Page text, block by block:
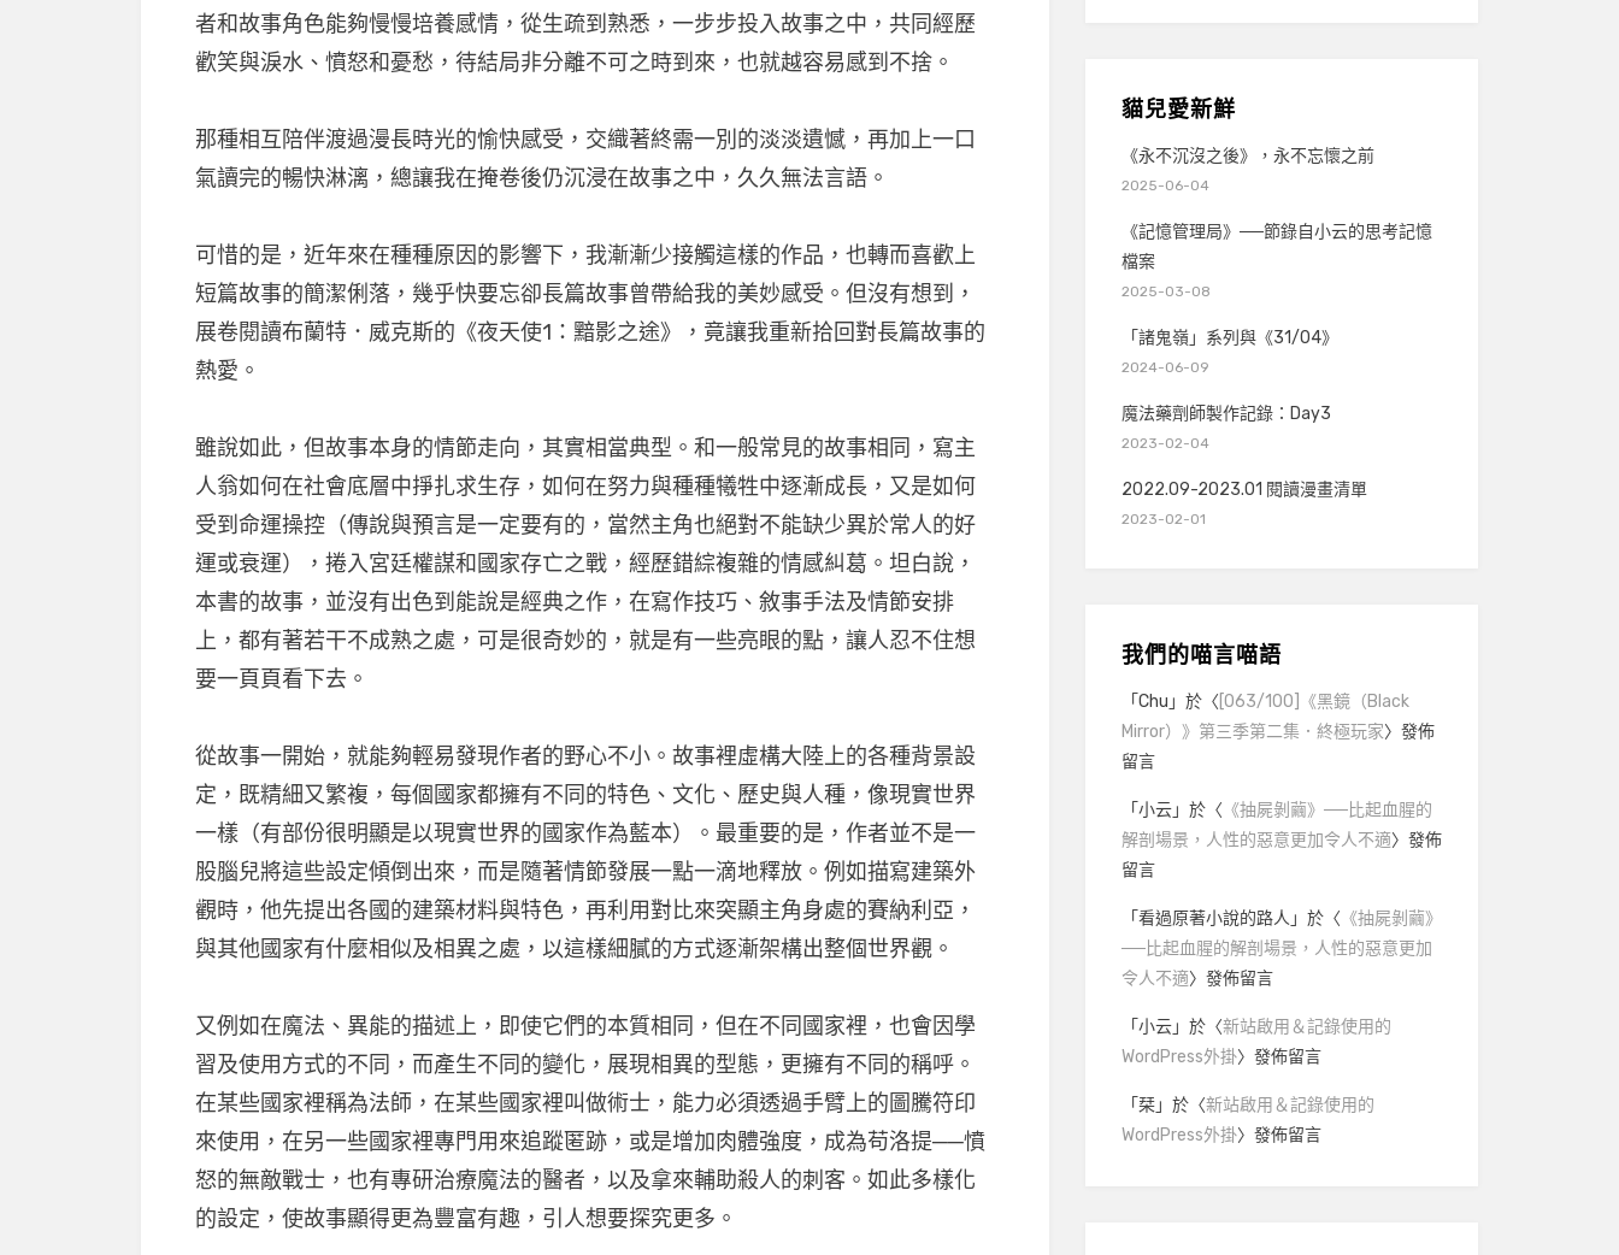
者和故事角色能夠慢慢培養感情，從生疏到熟悉，一步步投入故事之中，共同經歷
歡笑與淚水、憤怒和憂愁，待結局非分離不可之時到來，也就越容易感到不捨。
那種相互陪伴渡過漫長時光的愉快感受，交織著終需一別的淡淡遺憾，再加上一口
氣讀完的暢快淋漓，總讓我在掩卷後仍沉浸在故事之中，久久無法言語。
可惜的是，近年來在種種原因的影響下，我漸漸少接觸這樣的作品，也轉而喜歡上
短篇故事的簡潔俐落，幾乎快要忘卻長篇故事曾帶給我的美妙感受。但沒有想到，
展卷閱讀布蘭特．威克斯的《夜天使1：黯影之途》，竟讓我重新拾回對長篇故事的
熱愛。
雖說如此，但故事本身的情節走向，其實相當典型。和一般常見的故事相同，寫主
人翁如何在社會底層中掙扎求生存，如何在努力與種種犧牲中逐漸成長，又是如何
受到命運操控（傳說與預言是一定要有的，當然主角也絕對不能缺少異於常人的好
運或衰運），捲入宮廷權謀和國家存亡之戰，經歷錯綜複雜的情感糾葛。坦白說，
本書的故事，並沒有出色到能說是經典之作，在寫作技巧、敘事手法及情節安排
上，都有著若干不成熟之處，可是很奇妙的，就是有一些亮眼的點，讓人忍不住想
要一頁頁看下去。
從故事一開始，就能夠輕易發現作者的野心不小。故事裡虛構大陸上的各種背景設
定，既精細又繁複，每個國家都擁有不同的特色、文化、歷史與人種，像現實世界
一樣（有部份很明顯是以現實世界的國家作為藍本）。最重要的是，作者並不是一
股腦兒將這些設定傾倒出來，而是隨著情節發展一點一滴地釋放。例如描寫建築外
觀時，他先提出各國的建築材料與特色，再利用對比來突顯主角身處的賽納利亞，
與其他國家有什麼相似及相異之處，以這樣細膩的方式逐漸架構出整個世界觀。
又例如在魔法、異能的描述上，即使它們的本質相同，但在不同國家裡，也會因學
習及使用方式的不同，而產生不同的變化，展現相異的型態，更擁有不同的稱呼。
在某些國家裡稱為法師，在某些國家裡叫做術士，能力必須透過手臂上的圖騰符印
來使用，在另一些國家裡專門用來追蹤匿跡，或是增加肉體強度，成為苟洛提──憤
怒的無敵戰士，也有專研治療魔法的醫者，以及拿來輔助殺人的刺客。如此多樣化
的設定，使故事顯得更為豐富有趣，引人想要探究更多。
貓兒愛新鮮
《永不沉沒之後》，永不忘懷之前
2025-06-04
《記憶管理局》──節錄自小云的思考記憶
檔案
2025-03-08
「諸鬼嶺」系列與《31/04》
2024-06-09
魔法藥劑師製作記錄：Day3
2023-02-04
2022.09-2023.01 閱讀漫畫清單
2023-02-01
我們的喵言喵語
「Chu 」於〈 [063/100]《黑鏡（Black
Mirror）》第三季第二集．終極玩家〉發佈
留言
「小云」於〈 《抽屍剝繭》──比起血腥的
解剖場景，人性的惡意更加令人不適〉發佈
留言
「看過原著小說的路人 」於〈 《抽屍剝繭》
──比起血腥的解剖場景，人性的惡意更加
令人不適〉發佈留言
「小云」於〈新站啟用＆記錄使用的
WordPress外掛〉發佈留言
「栞」於〈新站啟用＆記錄使用的
WordPress外掛〉發佈留言